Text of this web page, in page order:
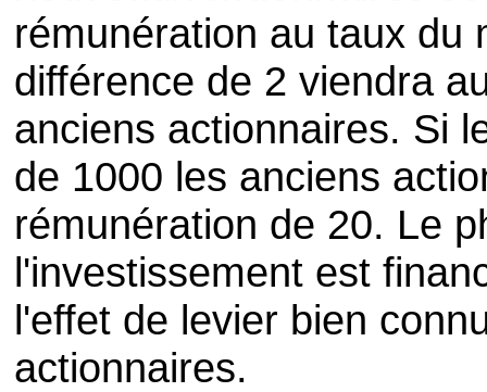
rémunération au taux du
différence de 2 viendra
anciens actionnaires. Si
de 1000 les anciens
rémunération de 20. Le
l'investissement est
l'effet de levier bien
actionnaires.